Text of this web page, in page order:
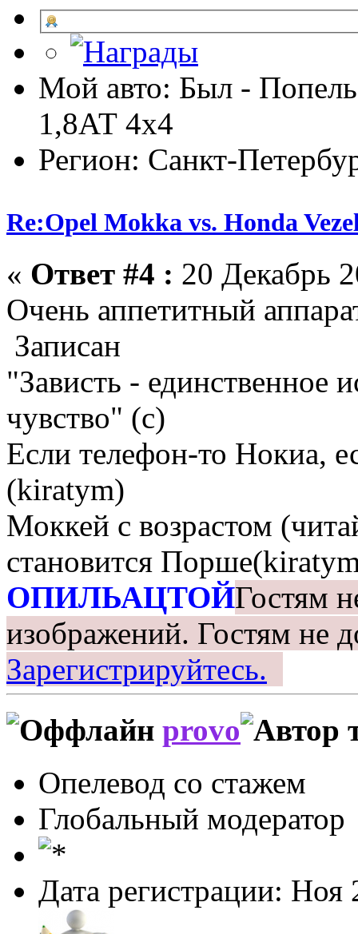
Мой авто: Был -
1,8АТ 4х4
Регион: Санкт-
Re:Opel Mokka vs. Honda
« Ответ #4 : 20 Декабрь
Очень аппетитный
Записан
"Зависть - единственное
чувство" (с)
Если телефон-то Нокиа,
(kiratym)
Моккей с возрастом
становится
ОПИЛЬАЦТОЙГостям
изображений. Гостям не
Зарегистрируйтесь.
provo
Опелевод со стажем
Глобальный модератор
Дата регистрации: Ноя